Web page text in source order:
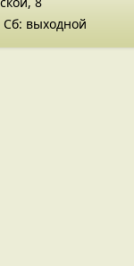
выходной